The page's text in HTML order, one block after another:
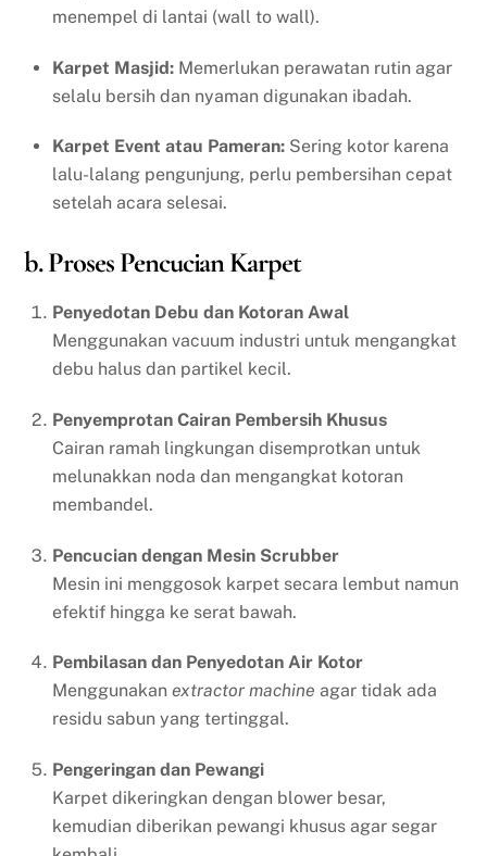
menempel di lantai (wall to wall).
Karpet Masjid: Memerlukan perawatan rutin agar
selalu bersih dan nyaman digunakan ibadah.
Karpet Event atau Pameran: Sering kotor karena
lalu-lalang pengunjung, perlu pembersihan cepat
setelah acara selesai.
b. Proses Pencucian Karpet
Penyedotan Debu dan Kotoran Awal
Menggunakan vacuum industri untuk mengangkat
debu halus dan partikel kecil.
Penyemprotan Cairan Pembersih Khusus
Cairan ramah lingkungan disemprotkan untuk
melunakkan noda dan mengangkat kotoran
membandel.
Pencucian dengan Mesin Scrubber
Mesin ini menggosok karpet secara lembut namun
efektif hingga ke serat bawah.
Pembilasan dan Penyedotan Air Kotor
Menggunakan extractor machine agar tidak ada
residu sabun yang tertinggal.
Pengeringan dan Pewangi
Karpet dikeringkan dengan blower besar,
kemudian diberikan pewangi khusus agar segar